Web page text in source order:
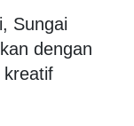
Sungai
dengan
kreatif